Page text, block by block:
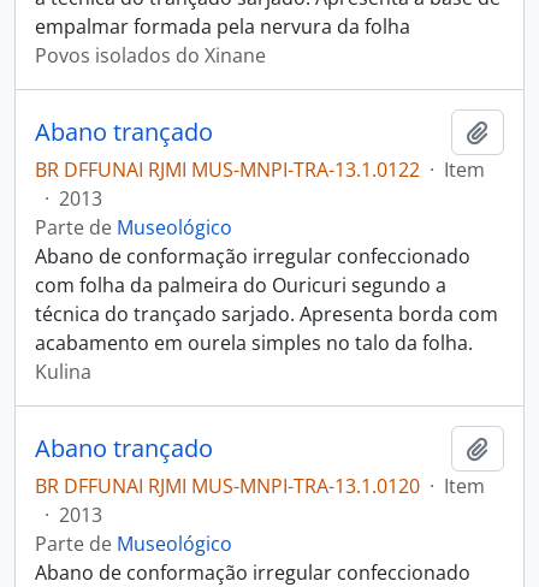
empalmar formada pela nervura da folha
Povos isolados do Xinane
Abano trançado
BR DFFUNAI RJMI MUS-MNPI-TRA-13.1.0122 · Item
· 2013
Parte de Museológico
Abano de conformação irregular confeccionado
com folha da palmeira do Ouricuri segundo a
técnica do trançado sarjado. Apresenta borda com
acabamento em ourela simples no talo da folha.
Kulina
Abano trançado
BR DFFUNAI RJMI MUS-MNPI-TRA-13.1.0120 · Item
· 2013
Parte de Museológico
Abano de conformação irregular confeccionado